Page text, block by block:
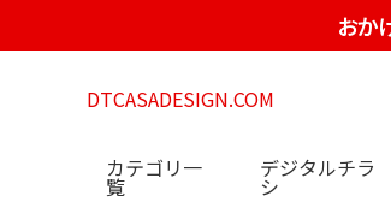
おか
DTCASADESIGN.COM
カテゴリ一
覧
デジタルチラ
シ